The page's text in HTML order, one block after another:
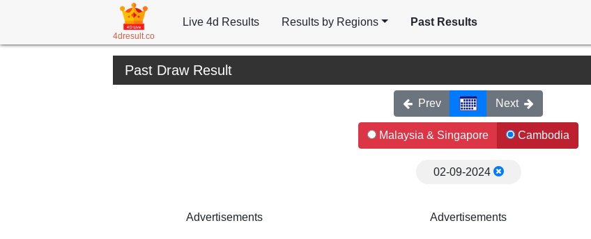
4dresult.co
Live 4d Results Results by Regions Past Results
Past Draw Result
Prev Next
Malaysia & Singapore Cambodia
02-09-2024
Advertisements Advertisements